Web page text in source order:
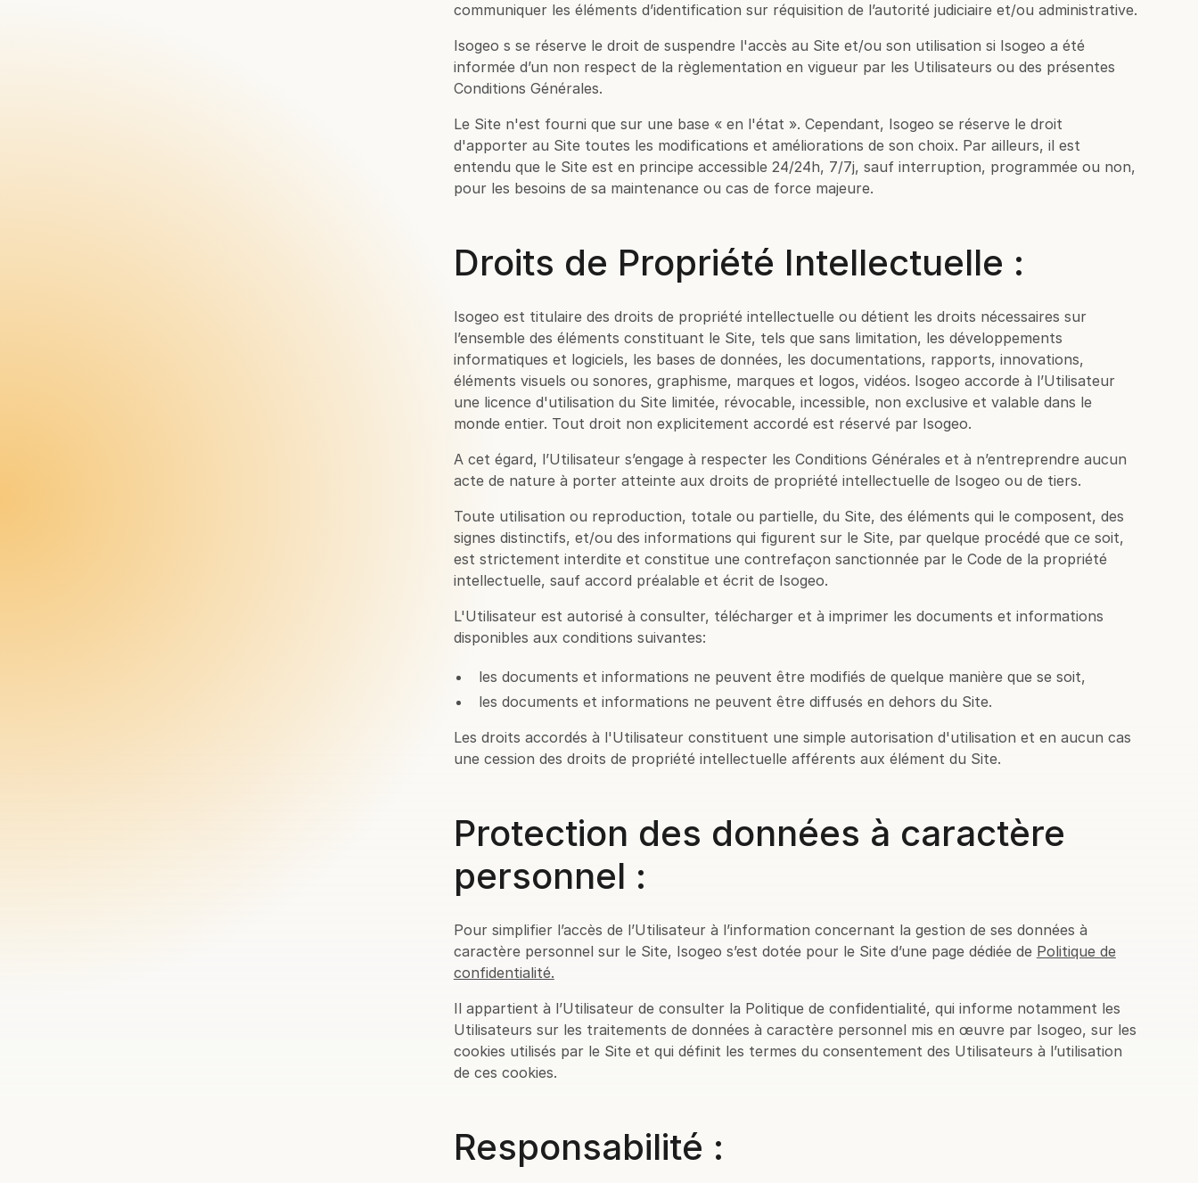
communiquer les éléments d’identification sur réquisition de l’autorité judiciaire et/ou administrative.
Isogeo s se réserve le droit de suspendre l'accès au Site et/ou son utilisation si Isogeo a été
informée d’un non respect de la règlementation en vigueur par les Utilisateurs ou des présentes
Conditions Générales.
Le Site n'est fourni que sur une base « en l'état ». Cependant, Isogeo se réserve le droit
d'apporter au Site toutes les modifications et améliorations de son choix. Par ailleurs, il est
entendu que le Site est en principe accessible 24/24h, 7/7j, sauf interruption, programmée ou non,
pour les besoins de sa maintenance ou cas de force majeure.
Droits de Propriété Intellectuelle :
Isogeo est titulaire des droits de propriété intellectuelle ou détient les droits nécessaires sur
l’ensemble des éléments constituant le Site, tels que sans limitation, les développements
informatiques et logiciels, les bases de données, les documentations, rapports, innovations,
éléments visuels ou sonores, graphisme, marques et logos, vidéos. Isogeo accorde à l’Utilisateur
une licence d'utilisation du Site limitée, révocable, incessible, non exclusive et valable dans le
monde entier. Tout droit non explicitement accordé est réservé par Isogeo.
A cet égard, l’Utilisateur s’engage à respecter les Conditions Générales et à n’entreprendre aucun
acte de nature à porter atteinte aux droits de propriété intellectuelle de Isogeo ou de tiers.
Toute utilisation ou reproduction, totale ou partielle, du Site, des éléments qui le composent, des
signes distinctifs, et/ou des informations qui figurent sur le Site, par quelque procédé que ce soit,
est strictement interdite et constitue une contrefaçon sanctionnée par le Code de la propriété
intellectuelle, sauf accord préalable et écrit de Isogeo.
L'Utilisateur est autorisé à consulter, télécharger et à imprimer les documents et informations
disponibles aux conditions suivantes:
les documents et informations ne peuvent être modifiés de quelque manière que se soit,
les documents et informations ne peuvent être diffusés en dehors du Site.
Les droits accordés à l'Utilisateur constituent une simple autorisation d'utilisation et en aucun cas
une cession des droits de propriété intellectuelle afférents aux élément du Site.
Protection des données à caractère
personnel :
Pour simplifier l’accès de l’Utilisateur à l’information concernant la gestion de ses données à
caractère personnel sur le Site, Isogeo s’est dotée pour le Site d’une page dédiée de Politique de
confidentialité.
Il appartient à l’Utilisateur de consulter la Politique de confidentialité, qui informe notamment les
Utilisateurs sur les traitements de données à caractère personnel mis en œuvre par Isogeo, sur les
cookies utilisés par le Site et qui définit les termes du consentement des Utilisateurs à l’utilisation
de ces cookies.
Responsabilité :